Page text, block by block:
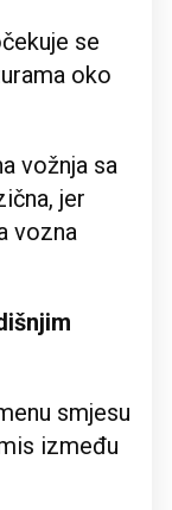
se
oko
vožnja sa
jer
vozna
smjesu
između